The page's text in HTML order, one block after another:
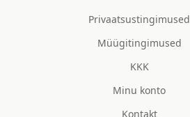
Privaatsustingimused
Müügitingimused
KKK
Minu konto
Kontakt